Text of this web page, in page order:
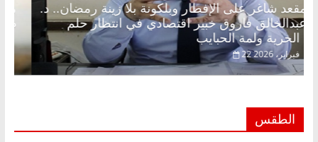
مقعد شاغر على الإفطار وبلكونة بلا زينة رمضان.. د.
عبدالخالق فاروق خبير اقتصادي في انتظار حلم
الحرية ولمة الحبايب
22 فبراير، 2026
الطقس